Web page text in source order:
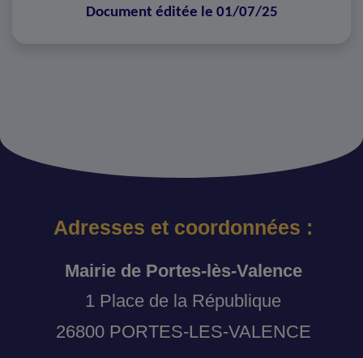
Document éditée le 01/07/25
Adresses et coordonnées :
Mairie de Portes-lès-Valence
1 Place de la République
26800 PORTES-LES-VALENCE